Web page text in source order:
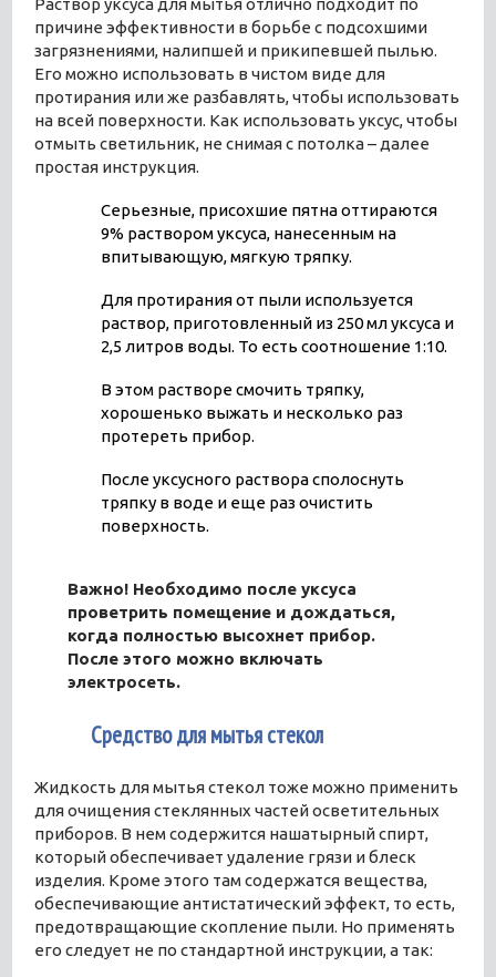
Раствор уксуса для мытья отлично подходит по
причине эффективности в борьбе с подсохшими
загрязнениями, налипшей и прикипевшей пылью.
Его можно использовать в чистом виде для
протирания или же разбавлять, чтобы использовать
на всей поверхности. Как использовать уксус, чтобы
отмыть светильник, не снимая с потолка – далее
простая инструкция.
Серьезные, присохшие пятна оттираются
9% раствором уксуса, нанесенным на
впитывающую, мягкую тряпку.
Для протирания от пыли используется
раствор, приготовленный из 250 мл уксуса и
2,5 литров воды. То есть соотношение 1:10.
В этом растворе смочить тряпку,
хорошенько выжать и несколько раз
протереть прибор.
После уксусного раствора сполоснуть
тряпку в воде и еще раз очистить
поверхность.
Важно! Необходимо после уксуса
проветрить помещение и дождаться,
когда полностью высохнет прибор.
После этого можно включать
электросеть.
Средство для мытья стекол
Жидкость для мытья стекол тоже можно применить
для очищения стеклянных частей осветительных
приборов. В нем содержится нашатырный спирт,
который обеспечивает удаление грязи и блеск
изделия. Кроме этого там содержатся вещества,
обеспечивающие антистатический эффект, то есть,
предотвращающие скопление пыли. Но применять
его следует не по стандартной инструкции, а так: